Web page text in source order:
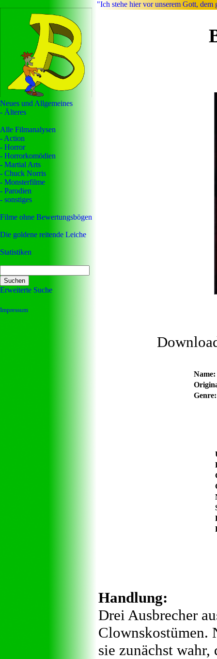
Neues und Allgemeines
- Älteres
Alle Filmanalysen
- Action
- Horror
- Horrorkomödien
- Martial Arts
- Chuck Norris
- Monsterfilme
- Parodien
- sonstiges
Filme ohne Bewertungsbögen
Die goldene reitende Leiche
Statistiken
Erweiterte Suche
Impressum
"Ich stehe hier vor unserem Gott,
Name:
Genre:
Handlung:
Drei Ausbrecher
Clownskostümen.
sie zunächst